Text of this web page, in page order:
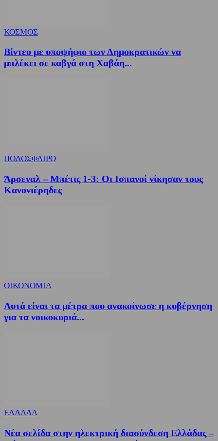
ΚΟΣΜΟΣ
Βίντεο με υποψήφιο των Δημοκρατικών να
μπλέκει σε καβγά στη Χαβάη...
ΠΟΔΟΣΦΑΙΡΟ
Άρσεναλ – Μπέτις 1-3: Οι Ισπανοί νίκησαν τους
Κανονιέρηδες
ΟΙΚΟΝΟΜΙΑ
Αυτά είναι τα μέτρα που ανακοίνωσε η κυβέρνηση
για τα νοικοκυριά...
ΕΛΛΑΔΑ
Νέα σελίδα στην ηλεκτρική διασύνδεση Ελλάδας –